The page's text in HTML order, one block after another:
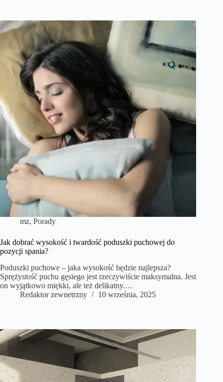
mz, Porady
Jak dobrać wysokość i twardość poduszki puchowej do
pozycji spania?
Poduszki puchowe – jaka wysokość będzie najlepsza?
Sprężystość puchu gęsiego jest rzeczywiście maksymalna. Jest
on wyjątkowo miękki, ale też delikatny.…
Redaktor zewnetrzny
10 września, 2025